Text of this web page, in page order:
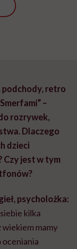
podchody, retro
–
rozrywek,
Dlaczego
dzieci
Czy jest w tym
psycholożka:
kilka
mamy